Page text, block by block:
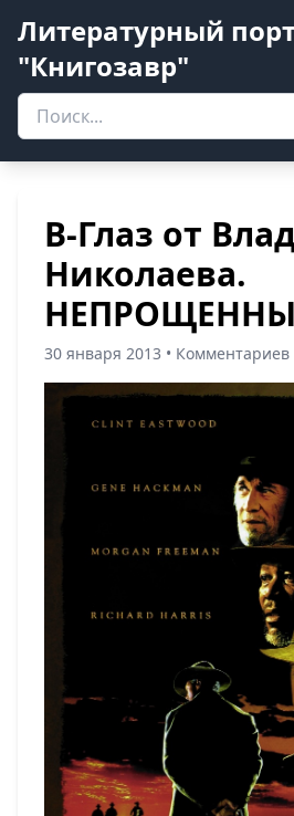
Литературный
"Книгозавр"
В-Глаз от
Николаева.
30 января 2013 • Комментариев